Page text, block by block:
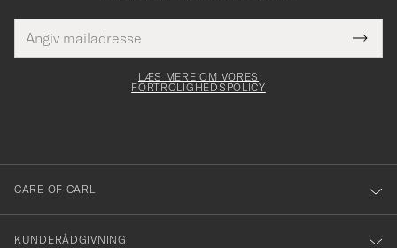
mailadresse
skal
Tack
för
dig
till
vårt
nyhetsbrev!
LÆS MERE OM VORES
FORTROLIGHEDSPOLICY
CARE OF CARL
KUNDERÅDGIVNING